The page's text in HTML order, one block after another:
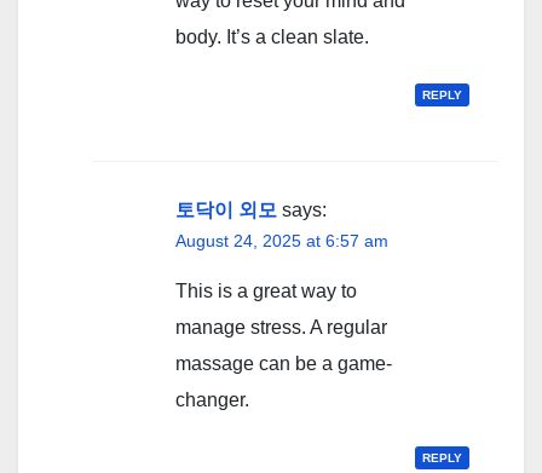
body. It’s a clean slate.
REPLY
토닥이 외모 says:
August 24, 2025 at 6:57 am
This is a great way to
manage stress. A regular
massage can be a game-
changer.
REPLY